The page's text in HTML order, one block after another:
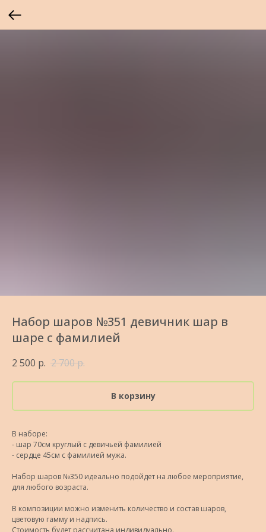
Набор шаров №351 девичник шар в
шаре с фамилией
2 500 р. 2 700р.
В корзину
В наборе:
- шар 70см круглый с девичьей фамилией
- сердце 45см с фамилией мужа.
Набор шаров №350 идеально подойдет на любое мероприятие,
для любого возраста.
В композиции можно изменить количество и состав шаров,
цветовую гамму и надпись.